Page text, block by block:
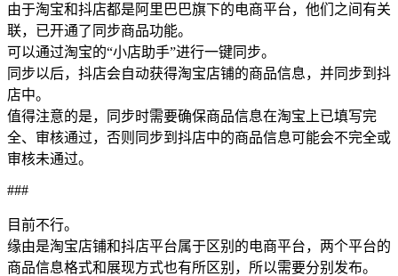
由于淘宝和抖店都是阿里巴巴旗下的电商平台，他们之间有关
联，已开通了同步商品功能。
可以通过淘宝的“小店助手”进行一键同步。
同步以后，抖店会自动获得淘宝店铺的商品信息，并同步到抖
店中。
值得注意的是，同步时需要确保商品信息在淘宝上已填写完
全、审核通过，否则同步到抖店中的商品信息可能会不完全或
审核未通过。
###
目前不行。
缘由是淘宝店铺和抖店平台属于区别的电商平台，两个平台的
商品信息格式和展现方式也有所区别，所以需要分别发布。